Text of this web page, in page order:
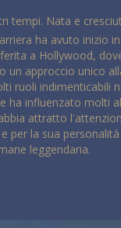
tempi. Nata e
ha avuto inizio
a Hollywood,
un approccio unico
ruoli indimenticabili
ha influenzato molti
attratto
per la sua
leggendaria.